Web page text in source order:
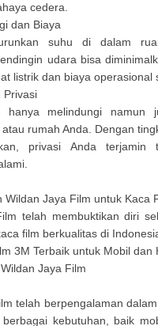
cedera.
dan Biaya
suhu di dalam
udara bisa
listrik dan biaya operasional
Privasi
melindungi namun
rumah Anda. Dengan
privasi Anda terjamin
Wildan Jaya Film untuk Kaca
telah membuktikan diri
film berkualitas di
3M Terbaik untuk Mobil dan
Jaya Film
telah berpengalaman
kebutuhan, baik